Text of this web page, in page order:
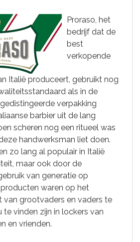
Proraso, het
bedrijf dat de
best
verkopende
Italië produceert, gebruikt nog
als in de
verpakking
barbier uit de lang
scheren nog een ritueel was
handwerksman liet doen.
zo lang al populair in Italië
maar ook door de
van generatie op
waren op het
van grootvaders en vaders te
te vinden zijn in lockers van
en vrienden.